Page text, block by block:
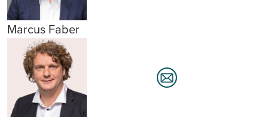
Marcus Faber